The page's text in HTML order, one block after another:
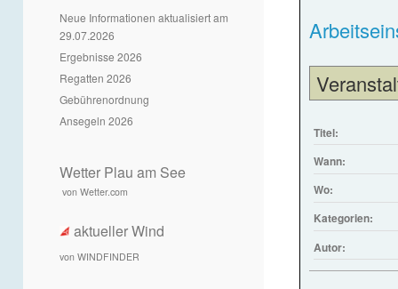
Neue Informationen aktualisiert am
29.07.2026
Ergebnisse 2026
Regatten 2026
Gebührenordnung
Ansegeln 2026
Wetter Plau am See
von Wetter.com
aktueller Wind
von WINDFINDER
Titel:
Wann:
Wo:
Kategorien:
Autor: